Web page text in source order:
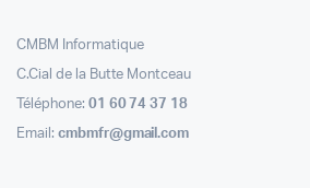
CMBM Informatique
C.Cial de la Butte Montceau
Téléphone: 01 60 74 37 18
Email: cmbmfr@gmail.com